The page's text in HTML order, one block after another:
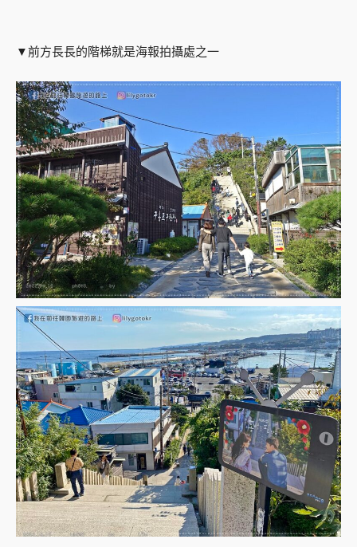
▼前方長長的階梯就是海報拍攝處之一